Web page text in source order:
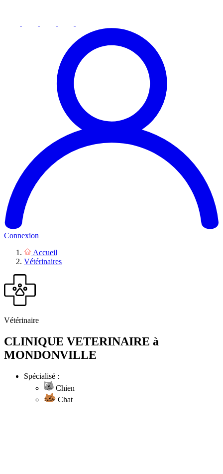
Connexion
Accueil
Vétérinaires
Vétérinaire
CLINIQUE VETERINAIRE à
MONDONVILLE
Spécialisé :
Chien
Chat